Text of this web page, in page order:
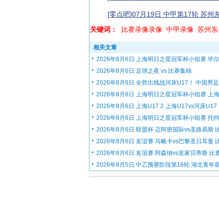
[零点吧]07月19日 中甲第17轮 苏州
关键词：
比赛录像录像 中甲录像 苏州
相关文章
2026年8月6日 上海明日之星冠军杯小组赛 毕
2026年8月6日 足球之夜 vs 比赛集锦
2026年8月6日 全胜出线战河床U17！ 中国男
2026年8月6日 上海明日之星冠军杯小组赛 上
2026年8月6日 上海U17 2 上海U17vs河床U17
2026年8月6日 上海明日之星冠军杯小组赛 托
2026年8月6日 联盟杯 迈阿密国际vs圣路易斯
2026年8月6日 友谊赛 马略卡vs巴黎圣日耳曼
2026年8月6日 友谊赛 阿森纳vs皇家贝蒂斯 比
2026年8月5日 中乙预赛阶段第16轮 湖北青年